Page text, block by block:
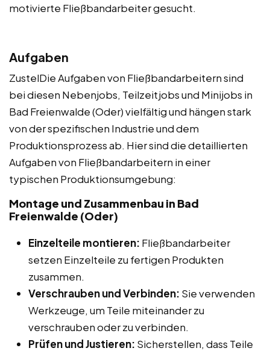
motivierte Fließbandarbeiter gesucht.
Aufgaben
ZustelDie Aufgaben von Fließbandarbeitern sind
bei diesen Nebenjobs, Teilzeitjobs und Minijobs in
Bad Freienwalde (Oder) vielfältig und hängen stark
von der spezifischen Industrie und dem
Produktionsprozess ab. Hier sind die detaillierten
Aufgaben von Fließbandarbeitern in einer
typischen Produktionsumgebung:
Montage und Zusammenbau in Bad
Freienwalde (Oder)
Einzelteile montieren: Fließbandarbeiter
setzen Einzelteile zu fertigen Produkten
zusammen.
Verschrauben und Verbinden: Sie verwenden
Werkzeuge, um Teile miteinander zu
verschrauben oder zu verbinden.
Prüfen und Justieren: Sicherstellen, dass Teile